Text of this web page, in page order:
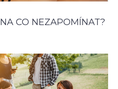
CO NEZAPOMÍNAT?